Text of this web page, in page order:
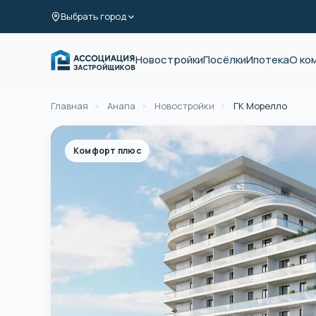
Выбрать город
НовостройкиПосёлкиИпотекаО
Главная › Анапа › Новостройки › ГК Морелло
Комфорт плюс